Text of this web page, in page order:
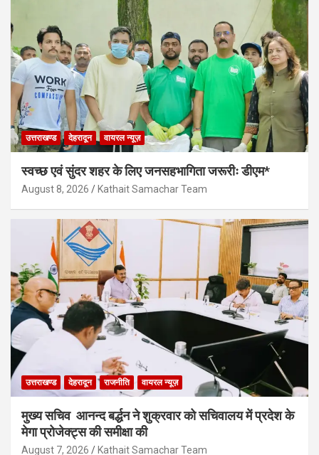
उत्तराखण्ड देहरादून वायरल न्यूज़
स्वच्छ एवं सुंदर शहर के लिए जनसहभागिता जरूरीः डीएम*
August 8, 2026 Kathait Samachar Team
उत्तराखण्ड देहरादून राजनीति वायरल न्यूज़
मुख्य सचिव आनन्द बर्द्धन ने शुक्रवार को सचिवालय में प्रदेश के
मेगा प्रोजेक्ट्स की समीक्षा की
August 7, 2026 Kathait Samachar Team